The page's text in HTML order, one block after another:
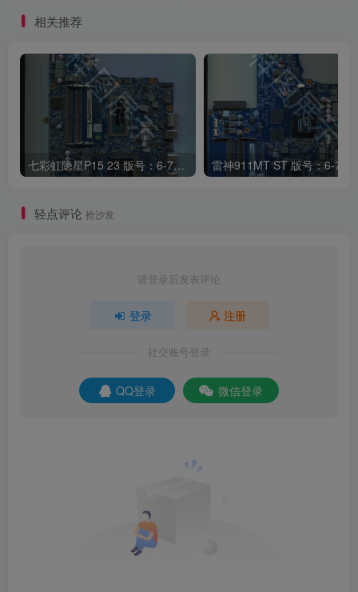
相关推荐
七彩虹隐星P15 23 版号：6-71-V2500-D02
轻点评论 抢沙发
请登录后发表评论
登录 注册
社交账号登录
QQ登录 微信登录